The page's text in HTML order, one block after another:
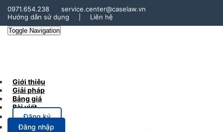
0971.654.238
service.center@caselaw.vn
Hướng dẫn sử dụng
Liên hệ
Toggle Navigation
Giới thiệu
Giải pháp
Bảng giá
Bài viết
Đăng ký
Đăng nhập